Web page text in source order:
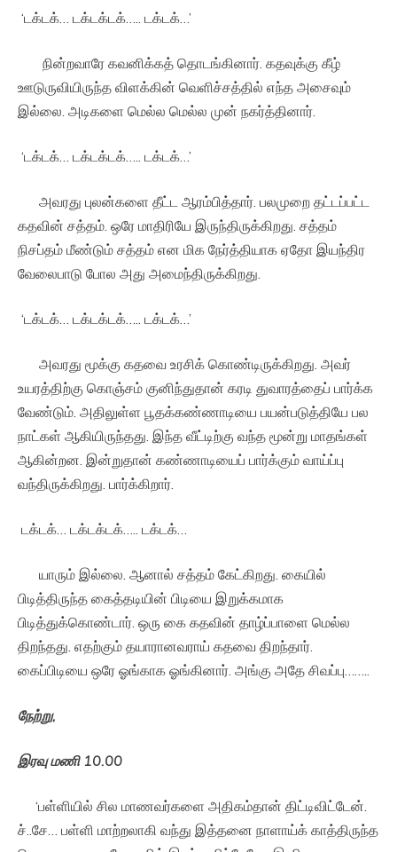
‘டக்டக்… டக்டக்டக்….. டக்டக்…’
நின்றவாரே கவனிக்கத் தொடங்கினார். கதவுக்கு கீழ்
ஊடுருவியிருந்த விளக்கின் வெளிச்சத்தில் எந்த அசைவும்
இல்லை. அடிகளை மெல்ல மெல்ல முன் நகர்த்தினார்.
‘டக்டக்… டக்டக்டக்….. டக்டக்…’
அவரது புலன்களை தீட்ட ஆரம்பித்தார். பலமுறை தட்டப்பட்ட
கதவின் சத்தம். ஒரே மாதிரியே இருந்திருக்கிறது. சத்தம்
நிசப்தம் மீண்டும் சத்தம் என மிக நேர்த்தியாக ஏதோ இயந்திர
வேலைபாடு போல அது அமைந்திருக்கிறது.
‘டக்டக்… டக்டக்டக்….. டக்டக்…’
அவரது மூக்கு கதவை உரசிக் கொண்டிருக்கிறது. அவர்
உயரத்திற்கு கொஞ்சம் குனிந்துதான் கரடி துவாரத்தைப் பார்க்க
வேண்டும். அதிலுள்ள பூதக்கண்ணாடியை பயன்படுத்தியே பல
நாட்கள் ஆகியிருந்தது. இந்த வீட்டிற்கு வந்த மூன்று மாதங்கள்
ஆகின்றன. இன்றுதான் கண்ணாடியைப் பார்க்கும் வாய்ப்பு
வந்திருக்கிறது. பார்க்கிறார்.
டக்டக்… டக்டக்டக்….. டக்டக்…
யாரும் இல்லை. ஆனால் சத்தம் கேட்கிறது. கையில்
பிடித்திருந்த கைத்தடியின் பிடியை இறுக்கமாக
பிடித்துக்கொண்டார். ஒரு கை கதவின் தாழ்ப்பாளை மெல்ல
திறந்தது. எதற்கும் தயாரானவராய் கதவை திறந்தார்.
கைப்பிடியை ஒரே ஓங்காக ஓங்கினார். அங்கு அதே சிவப்பு……..
நேற்று,
இரவு மணி10.00
‘பள்ளியில் சில மாணவர்களை அதிகம்தான் திட்டிவிட்டேன்.
ச்..சே… பள்ளி மாற்றலாகி வந்து இத்தனை நாளாய்க் காத்திருந்த